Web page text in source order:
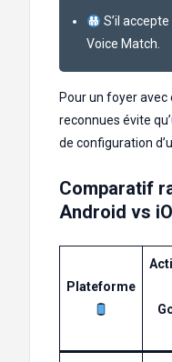
S’il
Voice Match.
Pour un foyer avec
reconnues évite
de configuration
Comparatif
Android vs
Plateforme